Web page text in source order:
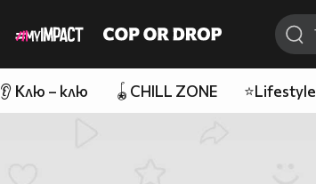
👂 Клю – клю 🪀CHILL ZONE ⭐Lifestyle